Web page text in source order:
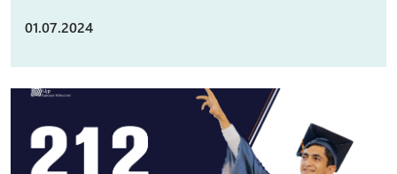
01.07.2024